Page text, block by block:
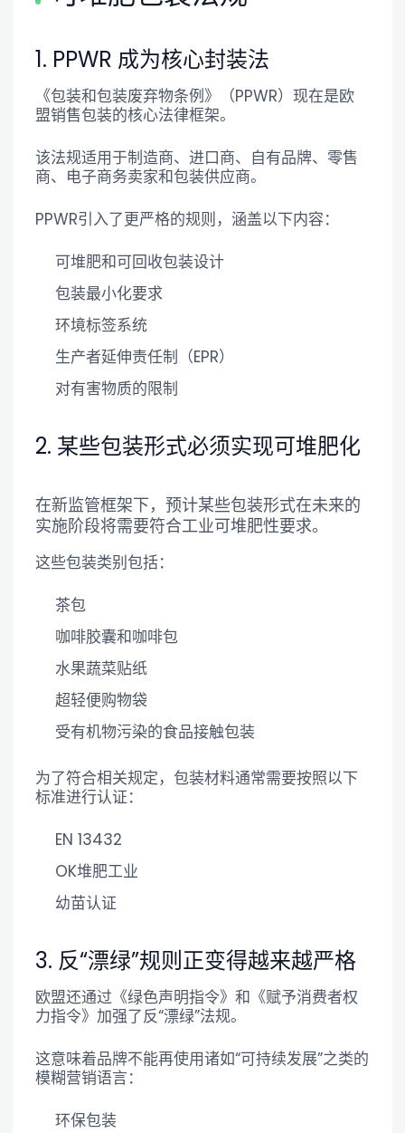
1. PPWR 成为核心封装法
《包装和包装废弃物条例》（PPWR）现在是欧
盟销售包装的核心法律框架。
该法规适用于制造商、进口商、自有品牌、零售
商、电子商务卖家和包装供应商。
PPWR引入了更严格的规则，涵盖以下内容：
可堆肥和可回收包装设计
包装最小化要求
环境标签系统
生产者延伸责任制（EPR）
对有害物质的限制
2. 某些包装形式必须实现可堆肥化
在新监管框架下，预计某些包装形式在未来的
实施阶段将需要符合工业可堆肥性要求。
这些包装类别包括：
茶包
咖啡胶囊和咖啡包
水果蔬菜贴纸
超轻便购物袋
受有机物污染的食品接触包装
为了符合相关规定，包装材料通常需要按照以下
标准进行认证：
EN 13432
OK堆肥工业
幼苗认证
3. 反“漂绿”规则正变得越来越严格
欧盟还通过《绿色声明指令》和《赋予消费者权
力指令》加强了反“漂绿”法规。
这意味着品牌不能再使用诸如“可持续发展”之类的
模糊营销语言：
环保包装